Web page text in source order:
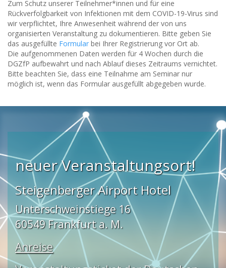
Zum Schutz unserer Teilnehmer*innen und für eine
Rückverfolgbarkeit von Infektionen mit dem COVID-19-Virus sind
wir verpflichtet, Ihre Anwesenheit während der von uns
organisierten Veranstaltung zu dokumentieren. Bitte geben Sie
das ausgefüllte Formular bei Ihrer Registrierung vor Ort ab.
Die aufgenommenen Daten werden für 4 Wochen durch die
DGZfP aufbewahrt und nach Ablauf dieses Zeitraums vernichtet.
Bitte beachten Sie, dass eine Teilnahme am Seminar nur
möglich ist, wenn das Formular ausgefüllt abgegeben wurde.
neuer Veranstaltungsort!
Steigenberger Airport Hotel
Unterschweinstiege 16
60549 Frankfurt a. M.
Anreise